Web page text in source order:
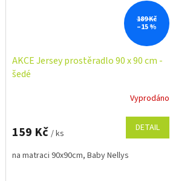
189 Kč
–15 %
AKCE Jersey prostěradlo 90 x 90 cm -
šedé
Vyprodáno
159 Kč / ks DETAIL
na matraci 90x90cm, Baby Nellys